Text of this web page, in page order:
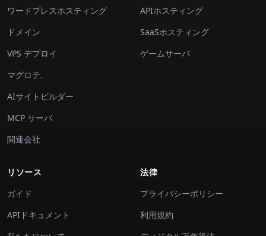
ワードプレスホスティング
ドメイン
VPS デプロイ
マグロテ.
AIサイトビルダー
MCP サーバ
関連会社
APIホスティング
SaaSホスティング
ゲームサーバ
リソース
ガイド
APIドキュメント
法律
プライバシーポリシー
利用規約